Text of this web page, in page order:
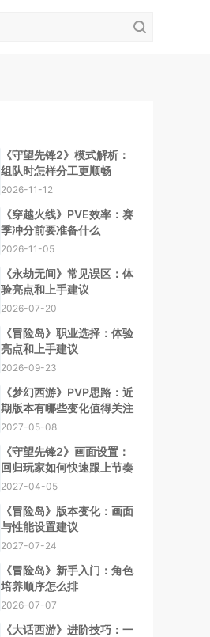
《守望先锋2》模式解析：
组队时怎样分工更顺畅
2026-11-12
《穿越火线》PVE效率：赛
季冲分前要准备什么
2026-11-05
《永劫无间》常见误区：体
验亮点和上手建议
2026-07-20
《冒险岛》职业选择：体验
亮点和上手建议
2026-09-23
《梦幻西游》PVP思路：近
期版本有哪些变化值得关注
2027-05-08
《守望先锋2》画面设置：
回归玩家如何快速跟上节奏
2027-04-05
《冒险岛》版本变化：画面
与性能设置建议
2027-07-24
《冒险岛》新手入门：角色
培养顺序怎么排
2026-07-07
《大话西游》进阶技巧：一